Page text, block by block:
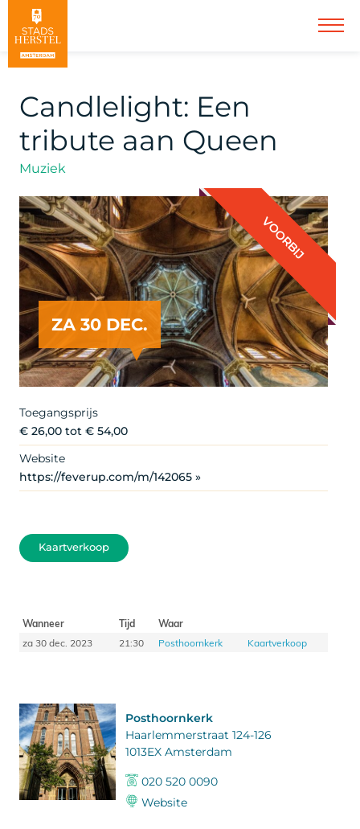
Candlelight: Een
tribute aan Queen
Muziek
ZA 30 DEC.
VOORBIJ
Toegangsprijs
€ 26,00 tot € 54,00
Website
https://feverup.com/m/142065 »
Kaartverkoop
Wanneer Tijd
Waar
za 30 dec. 2023
21:30 Posthoornkerk Kaartverkoop
Posthoornkerk
Haarlemmerstraat 124-126
1013EX Amsterdam
020 520 0090
Website